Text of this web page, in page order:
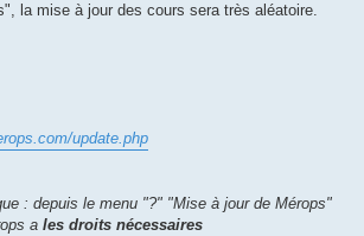
la mise à jour des cours sera très aléatoire.
update.php
: depuis le menu "?" "Mise à jour de Mérops"
a les droits nécessaires